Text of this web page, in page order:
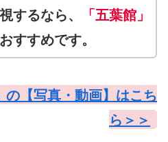
するなら、
「五葉館」
すすめです。
の【写真・動画】はこち
ら＞＞